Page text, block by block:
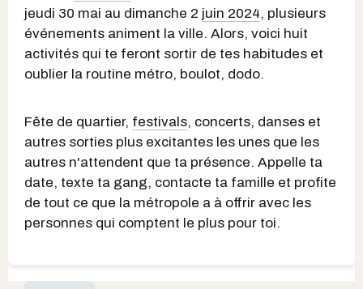
jeudi 30 mai au dimanche 2 juin 2024, plusieurs
événements animent la ville. Alors, voici huit
activités qui te feront sortir de tes habitudes et
oublier la routine métro, boulot, dodo.
Fête de quartier, festivals, concerts, danses et
autres sorties plus excitantes les unes que les
autres n'attendent que ta présence. Appelle ta
date, texte ta gang, contacte ta famille et profite
de tout ce que la métropole a à offrir avec les
personnes qui comptent le plus pour toi.